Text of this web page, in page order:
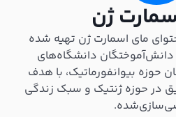
ژن
مای اسمارت ژن تهیه شده
دانشگاه‌های
حوزه بیوانفورماتیک، با هدف
در حوزه ژنتیک و سبک زندگی